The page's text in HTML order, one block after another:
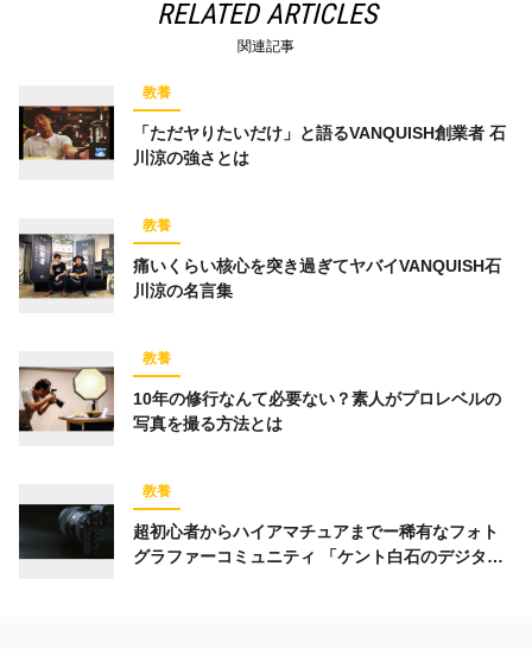
RELATED ARTICLES
関連記事
教養
「ただヤりたいだけ」と語るVANQUISH創業者 石
川涼の強さとは
教養
痛いくらい核心を突き過ぎてヤバイVANQUISH石
川涼の名言集
教養
10年の修行なんて必要ない？素人がプロレベルの
写真を撮る方法とは
教養
超初心者からハイアマチュアまでー稀有なフォト
グラファーコミュニティ 「ケント白石のデジタル